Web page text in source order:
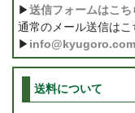
▶送信フォームはこち
通常のメール送信は
▶ info@kyugoro.com
送料について